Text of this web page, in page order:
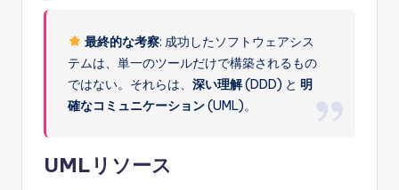
最終的な考察: 成功したソフトウェアシス
テムは、単一のツールだけで構築されるもの
ではない。それらは、深い理解(DDD) と 明
確なコミュニケーション(UML)。
UMLリソース